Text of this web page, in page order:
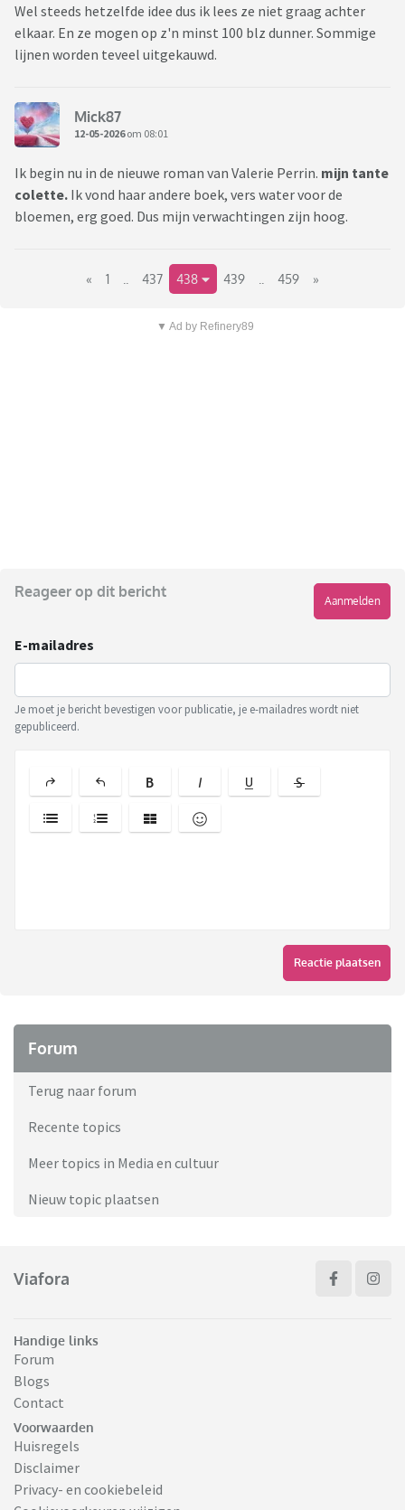
Wel steeds hetzelfde idee dus ik lees ze niet graag achter
elkaar. En ze mogen op z'n minst 100 blz dunner. Sommige
lijnen worden teveel uitgekauwd.
Mick87
12-05-2026om 08:01
Ik begin nu in de nieuwe roman van Valerie Perrin. mijn tante
colette. Ik vond haar andere boek, vers water voor de
bloemen, erg goed. Dus mijn verwachtingen zijn hoog.
« 1 437 438 439 459 »
▼ Ad by Refinery89
Reageer op dit bericht
Aanmelden
E-mailadres
Je moet je bericht bevestigen voor publicatie, je e-mailadres wordt niet
gepubliceerd.
Reactie plaatsen
Forum
Terug naar forum
Recente topics
Meer topics in Media en cultuur
Nieuw topic plaatsen
Viafora
Handige links
Forum
Blogs
Contact
Voorwaarden
Huisregels
Disclaimer
Privacy- en cookiebeleid